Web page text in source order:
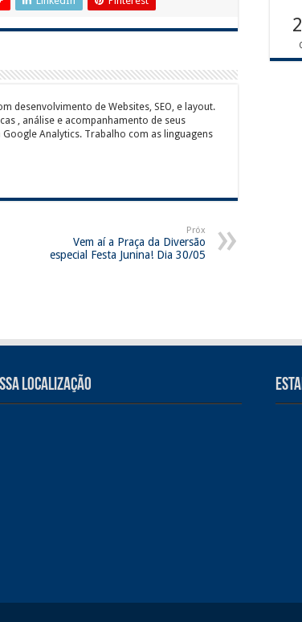
desenvolvimento de Websites, SEO, e layout.
, análise e acompanhamento de seus
Analytics. Trabalho com as linguagens
Próx
Vem aí a Praça da Diversão
especial Festa Junina! Dia 30/05
Localização